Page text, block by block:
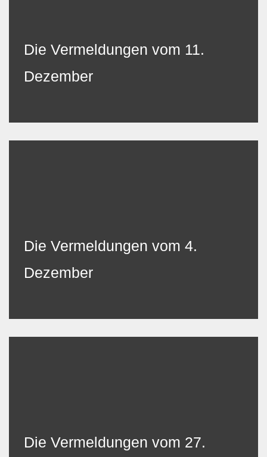
Die Vermeldungen vom 11.
Dezember
Die Vermeldungen vom 4.
Dezember
Die Vermeldungen vom 27.